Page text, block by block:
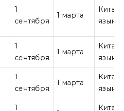
1
сентября
1 марта
язык
1
сентября
1 марта
язык
1
сентября
1 марта
язык
1